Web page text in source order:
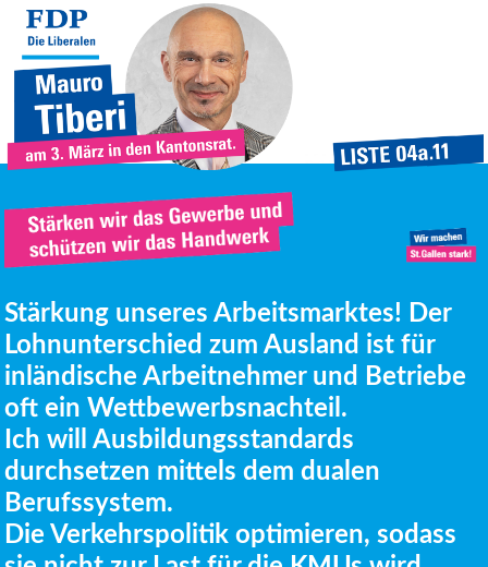
Stärkung unseres Arbeitsmarktes! Der
Lohnunterschied zum Ausland ist für
inländische Arbeitnehmer und Betriebe
oft ein Wettbewerbsnachteil.
Ich will Ausbildungsstandards
durchsetzen mittels dem dualen
Berufssystem.
Die Verkehrspolitik optimieren, sodass